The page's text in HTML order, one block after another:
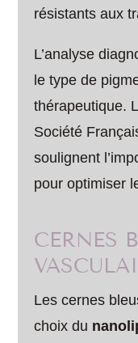
résistants aux
L’analyse
le type de
thérapeutique.
Société
soulignent
pour optimiser
CERNES
Les cernes
choix du